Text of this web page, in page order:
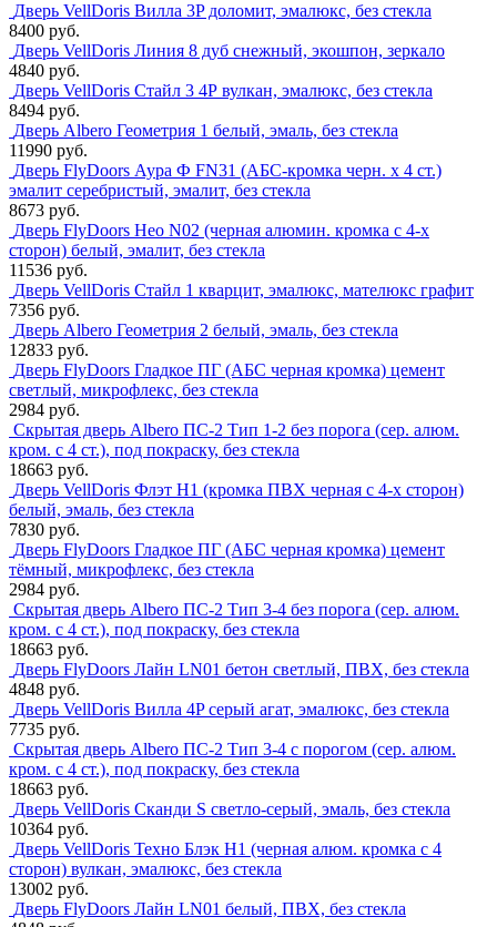
Дверь VellDoris Вилла 3P доломит, эмалюкс, без стекла
8400 руб.
Дверь VellDoris Линия 8 дуб снежный, экошпон, зеркало
4840 руб.
Дверь VellDoris Стайл 3 4Р вулкан, эмалюкс, без стекла
8494 руб.
Дверь Albero Геометрия 1 белый, эмаль, без стекла
11990 руб.
Дверь FlyDoors Аура Ф FN31 (АБС-кромка черн. х 4 ст.)
эмалит серебристый, эмалит, без стекла
8673 руб.
Дверь FlyDoors Нео N02 (черная алюмин. кромка с 4-х
сторон) белый, эмалит, без стекла
11536 руб.
Дверь VellDoris Стайл 1 кварцит, эмалюкс, мателюкс графит
7356 руб.
Дверь Albero Геометрия 2 белый, эмаль, без стекла
12833 руб.
Дверь FlyDoors Гладкое ПГ (АБС черная кромка) цемент
светлый, микрофлекс, без стекла
2984 руб.
Скрытая дверь Albero ПС-2 Тип 1-2 без порога (сер. алюм.
кром. с 4 ст.), под покраску, без стекла
18663 руб.
Дверь VellDoris Флэт H1 (кромка ПВХ черная с 4-х сторон)
белый, эмаль, без стекла
7830 руб.
Дверь FlyDoors Гладкое ПГ (АБС черная кромка) цемент
тёмный, микрофлекс, без стекла
2984 руб.
Скрытая дверь Albero ПС-2 Тип 3-4 без порога (сер. алюм.
кром. с 4 ст.), под покраску, без стекла
18663 руб.
Дверь FlyDoors Лайн LN01 бетон светлый, ПВХ, без стекла
4848 руб.
Дверь VellDoris Вилла 4P серый агат, эмалюкс, без стекла
7735 руб.
Скрытая дверь Albero ПС-2 Тип 3-4 с порогом (сер. алюм.
кром. с 4 ст.), под покраску, без стекла
18663 руб.
Дверь VellDoris Сканди S светло-серый, эмаль, без стекла
10364 руб.
Дверь VellDoris Техно Блэк H1 (черная алюм. кромка с 4
сторон) вулкан, эмалюкс, без стекла
13002 руб.
Дверь FlyDoors Лайн LN01 белый, ПВХ, без стекла